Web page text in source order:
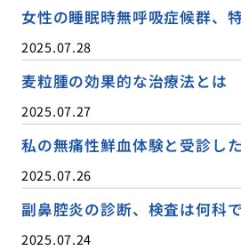
女性の睡眠時無呼吸症候群、
2025.07.28
麦粒腫の効果的な治療法とは
2025.07.27
私の無痛性鮮血体験と受診し
2025.07.26
副鼻腔炎の診断、検査は何科
2025.07.24